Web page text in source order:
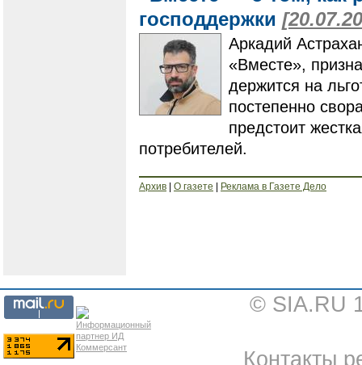
господдержки
Аркадий
«Вместе»,
держится на
постепенно
предстоит
потребителей.
Архив О газете Реклама в Газете Дело
© SIA.RU
Контакты